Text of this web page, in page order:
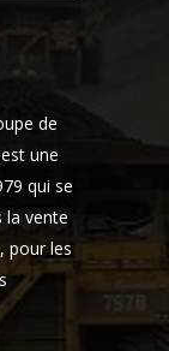
de
une
qui se
la vente
pour les